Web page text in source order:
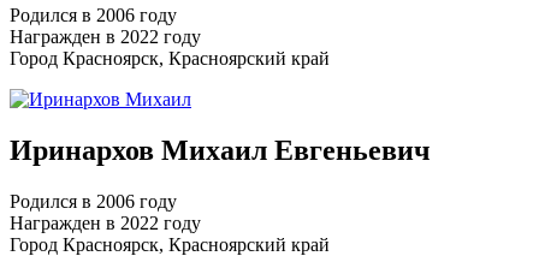
Родился в 2006 году
Награжден в 2022 году
Город Красноярск, Красноярский край
Иринархов Михаил Евгеньевич
Родился в 2006 году
Награжден в 2022 году
Город Красноярск, Красноярский край